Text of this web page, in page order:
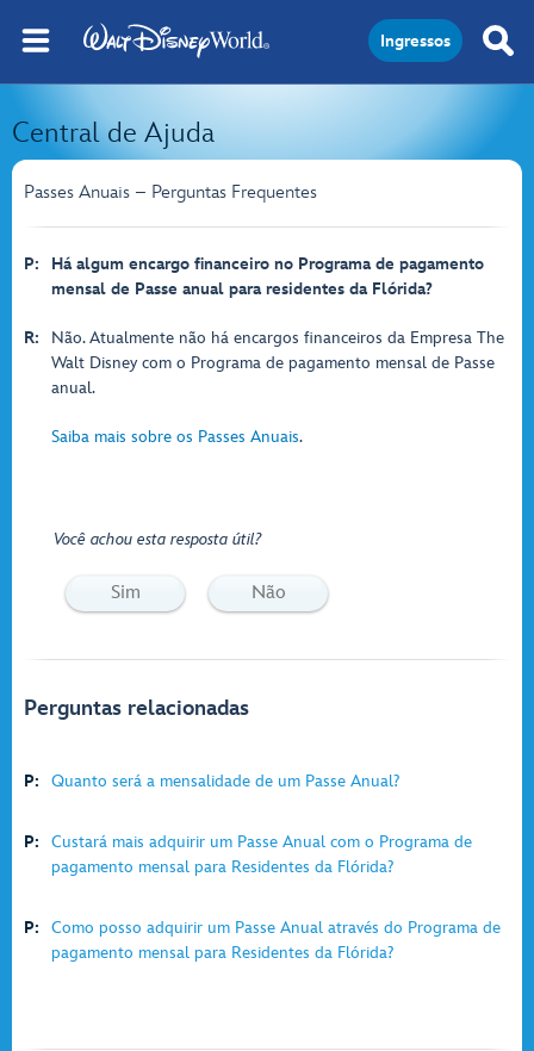
Ingressos
Central de Ajuda
Passes Anuais – Perguntas Frequentes
P:
Há algum encargo financeiro no Programa de pagamento
mensal de Passe anual para residentes da Flórida?
R:
Não. Atualmente não há encargos financeiros da Empresa The
Walt Disney com o Programa de pagamento mensal de Passe
anual.
Saiba mais sobre os Passes Anuais.
Você achou esta resposta útil?
Sim Não
Perguntas relacionadas
P: Quanto será a mensalidade de um Passe Anual?
P:
Custará mais adquirir um Passe Anual com o Programa de
pagamento mensal para Residentes da Flórida?
P:
Como posso adquirir um Passe Anual através do Programa de
pagamento mensal para Residentes da Flórida?